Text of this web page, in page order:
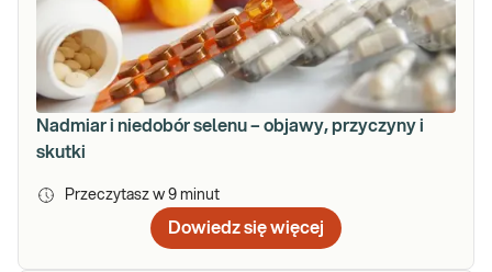
Nadmiar i niedobór selenu – objawy, przyczyny i
skutki
Przeczytasz w 9 minut
Dowiedz się więcej